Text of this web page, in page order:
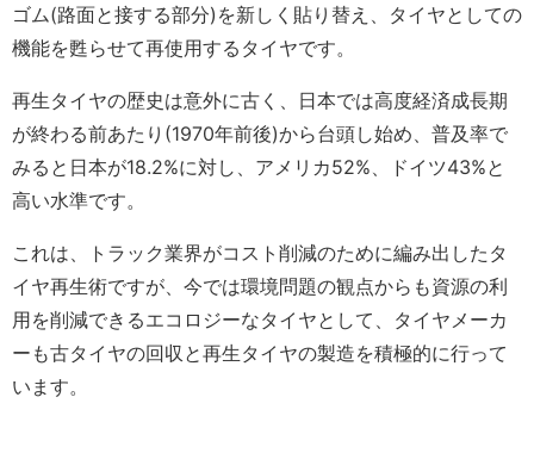
ゴム(路面と接する部分)を新しく貼り替え、タイヤとしての
機能を甦らせて再使用するタイヤです。
再生タイヤの歴史は意外に古く、日本では高度経済成長期
が終わる前あたり(1970年前後)から台頭し始め、普及率で
みると日本が18.2%に対し、アメリカ52%、ドイツ43%と
高い水準です。
これは、トラック業界がコスト削減のために編み出したタ
イヤ再生術ですが、今では環境問題の観点からも資源の利
用を削減できるエコロジーなタイヤとして、タイヤメーカ
ーも古タイヤの回収と再生タイヤの製造を積極的に行って
います。